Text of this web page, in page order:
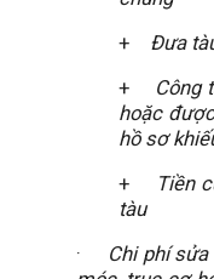
+
Đưa
+
Công
hoặc
hồ sơ
+
Tiền
tàu
·
Chi phí